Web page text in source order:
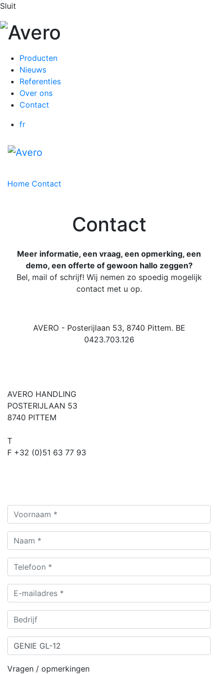
Sluit
Producten
Nieuws
Referenties
Over ons
Contact
fr
Home Contact
Contact
Meer informatie, een vraag, een opmerking, een
demo, een offerte of gewoon hallo zeggen?
Bel, mail of schrijf! Wij nemen zo spoedig mogelijk
contact met u op.
AVERO - Posterijlaan 53, 8740 Pittem. BE
0423.703.126
AVERO HANDLING
POSTERIJLAAN 53
8740 PITTEM
T
F +32 (0)51 63 77 93
Vragen / opmerkingen